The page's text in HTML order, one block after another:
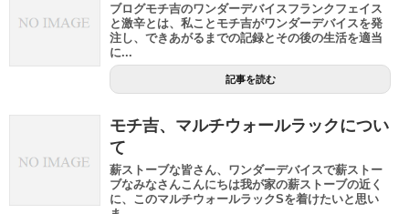
ブログモチ吉のワンダーデバイスフランクフェイス
と激辛とは、私ことモチ吉がワンダーデバイスを発
注し、できあがるまでの記録とその後の生活を適当
に...
記事を読む
モチ吉、マルチウォールラックについ
て
薪ストーブな皆さん、ワンダーデバイスで薪ストー
ブなみなさんこんにちは我が家の薪ストーブの近く
に、このマルチウォールラックSを着けたいと思い